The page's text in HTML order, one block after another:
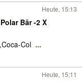
Heute, 15:13
Bär -2 X
Col ...
Heute, 15:11